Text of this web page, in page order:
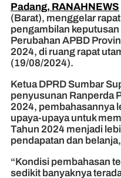
Padang, RANAHNEWS
(Barat), menggelar
pengambilan
Perubahan APBD
2024, di ruang rapat
(19/08/2024).
Ketua DPRD Sumbar
penyusunan Ranperda
2024, pembahasannya
upaya-upaya untuk
Tahun 2024 menjadi
pendapatan dan
“Kondisi pembahasan
sedikit banyaknya